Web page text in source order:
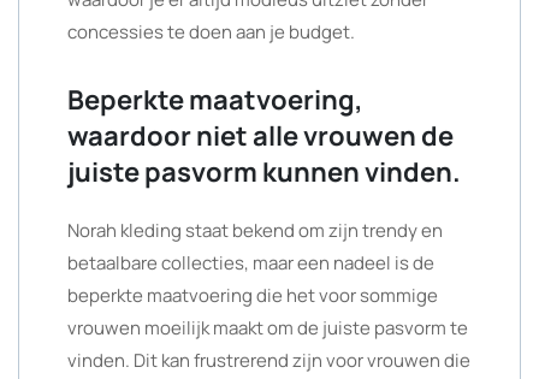
concessies te doen aan je budget.
Beperkte maatvoering,
waardoor niet alle vrouwen de
juiste pasvorm kunnen vinden.
Norah kleding staat bekend om zijn trendy en
betaalbare collecties, maar een nadeel is de
beperkte maatvoering die het voor sommige
vrouwen moeilijk maakt om de juiste pasvorm te
vinden. Dit kan frustrerend zijn voor vrouwen die